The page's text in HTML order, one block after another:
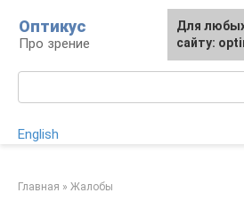
контенту
Оптикус
Про зрение
English
Главная » Жалобы
Для
сайту: